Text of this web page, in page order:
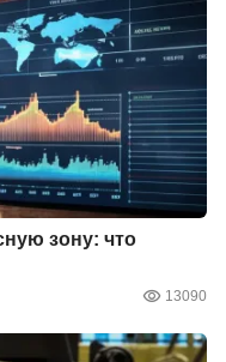
зону: что
13090